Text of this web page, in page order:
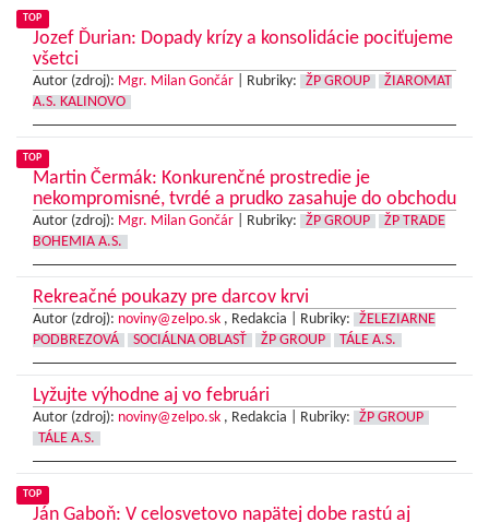
TOP
Jozef Ďurian: Dopady krízy a konsolidácie pociťujeme
všetci
Autor (zdroj): Mgr. Milan Gončár Rubriky: ŽP GROUP
ŽIAROMAT
A.S. KALINOVO
TOP
Martin Čermák: Konkurenčné prostredie je
nekompromisné, tvrdé a prudko zasahuje do obchodu
Autor (zdroj): Mgr. Milan Gončár Rubriky: ŽP GROUP
ŽP TRADE
BOHEMIA A.S.
Rekreačné poukazy pre darcov krvi
Autor (zdroj): noviny@zelpo.sk , Redakcia | Rubriky:
ŽELEZIARNE
PODBREZOVÁ
SOCIÁLNA OBLASŤ ŽP GROUP TÁLE A.S.
Lyžujte výhodne aj vo februári
Autor (zdroj): noviny@zelpo.sk , Redakcia | Rubriky:
ŽP GROUP
TÁLE A.S.
TOP
Ján Gaboň: V celosvetovo napätej dobe rastú aj